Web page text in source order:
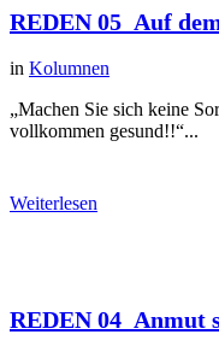
REDEN 05_Auf
in Kolumnen
„Machen Sie sich keine
vollkommen gesund!!“...
Weiterlesen
REDEN 04_Anmut